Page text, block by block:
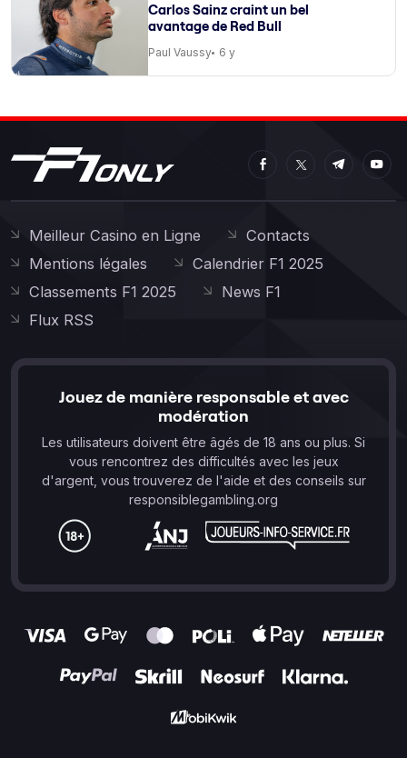
Carlos Sainz craint un bel
avantage de Red Bull
Paul Vaussy 6 y
Meilleur Casino en Ligne
Contacts
Mentions légales
Calendrier F1 2025
Classements F1 2025
News F1
Flux RSS
Jouez de manière responsable et avec
modération
Les utilisateurs doivent être âgés de 18 ans ou plus. Si
vous rencontrez des difficultés avec les jeux
d'argent, vous trouverez de l'aide et des conseils sur
responsiblegambling.org